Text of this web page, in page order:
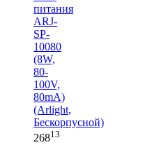
питания
ARJ-
SP-
10080
(8W,
80-
100V,
80mA)
(Arlight,
Бескорпусной)
26813